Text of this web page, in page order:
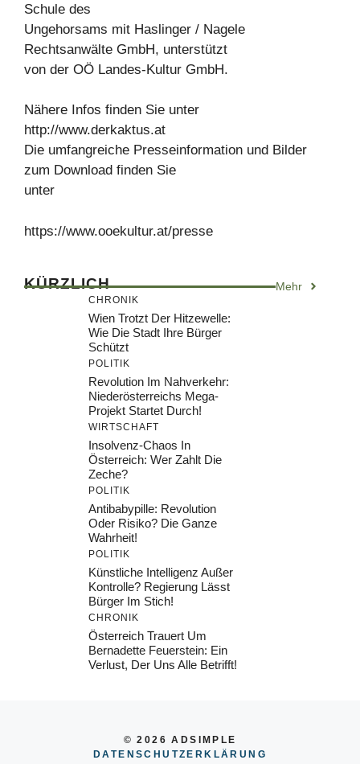
Schule des
Ungehorsams mit Haslinger / Nagele
Rechtsanwälte GmbH, unterstützt
von der OÖ Landes-Kultur GmbH.
Nähere Infos finden Sie unter
http://www.derkaktus.at
Die umfangreiche Presseinformation und Bilder
zum Download finden Sie
unter
https://www.ooekultur.at/presse
KÜRZLICH Mehr
CHRONIK
Wien Trotzt Der Hitzewelle:
Wie Die Stadt Ihre Bürger
Schützt
POLITIK
Revolution Im Nahverkehr:
Niederösterreichs Mega-
Projekt Startet Durch!
WIRTSCHAFT
Insolvenz-Chaos In
Österreich: Wer Zahlt Die
Zeche?
POLITIK
Antibabypille: Revolution
Oder Risiko? Die Ganze
Wahrheit!
POLITIK
Künstliche Intelligenz Außer
Kontrolle? Regierung Lässt
Bürger Im Stich!
CHRONIK
Österreich Trauert Um
Bernadette Feuerstein: Ein
Verlust, Der Uns Alle Betrifft!
© 2026 ADSIMPLE
DATENSCHUTZERKLÄRUNG